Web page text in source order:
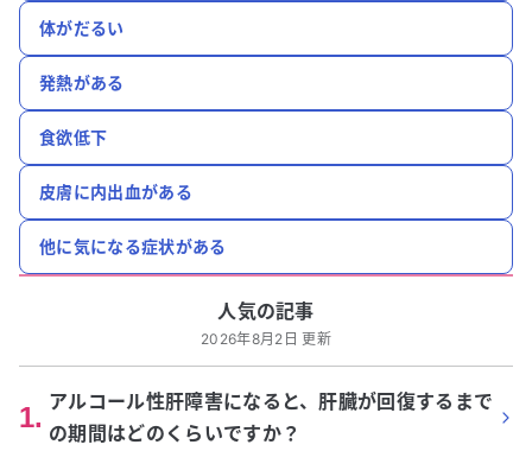
体がだるい
発熱がある
食欲低下
皮膚に内出血がある
他に気になる症状がある
人気の記事
2026年8月2日 更新
1. アルコール性肝障害になると、肝臓が回復するまで
の期間はどのくらいですか？